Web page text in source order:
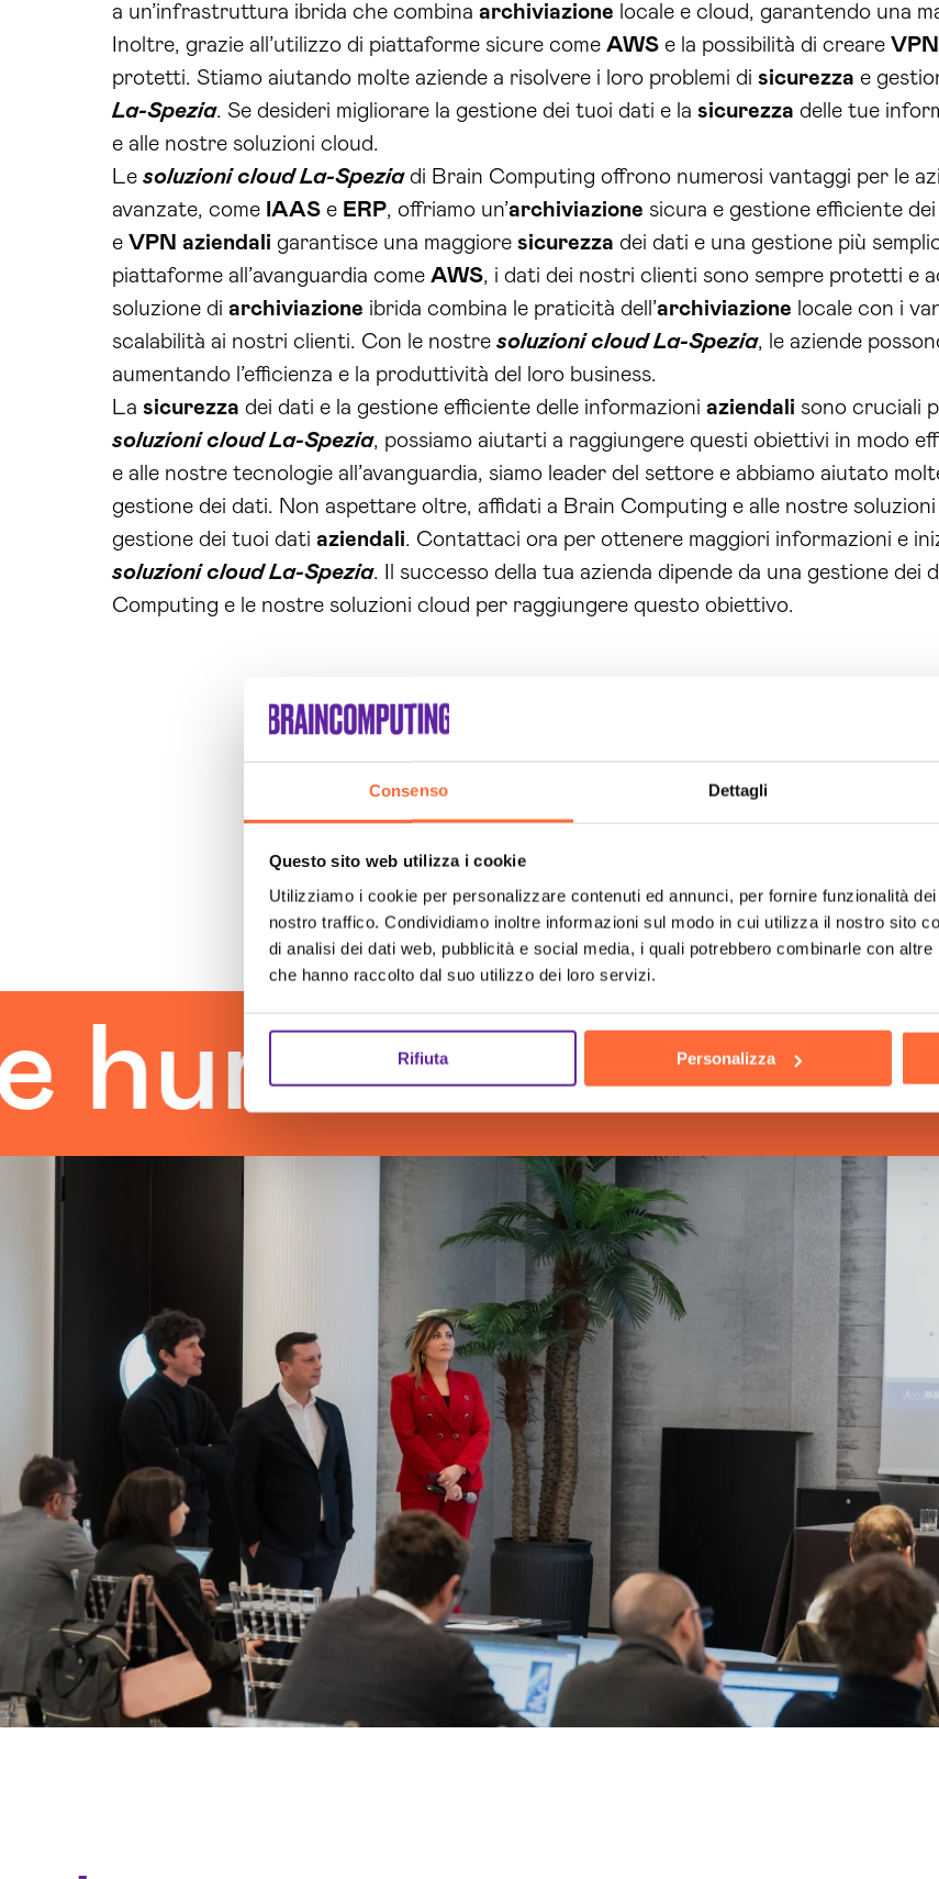
Consenso Dettagli
Questo sito web utilizza i cookie
Utilizziamo i cookie per personalizzare contenuti ed annunci, per fornire funzionalità
nostro traffico. Condividiamo inoltre informazioni sul modo in cui utilizza il nostro sito
di analisi dei dati web, pubblicità e social media, i quali potrebbero combinarle con
che hanno raccolto dal suo utilizzo dei loro servizi.
Rifiuta Personalizza
a un’infrastruttura ibrida che combina archiviazione locale e cloud, garantendo una
Inoltre, grazie all’utilizzo di piattaforme sicure come AWS e la possibilità di creare VPN
protetti. Stiamo aiutando molte aziende a risolvere i loro problemi di sicurezza e
La-Spezia. Se desideri migliorare la gestione dei tuoi dati e la sicurezza delle tue
e alle nostre soluzioni cloud.
Le soluzioni cloud La-Speziadi Brain Computing offrono numerosi vantaggi per le
avanzate, come IAAS e ERP, offriamo un’archiviazione sicura e gestione efficiente
e VPN aziendali garantisce una maggiore sicurezza dei dati e una gestione più
piattaforme all’avanguardia come AWS, i dati dei nostri clienti sono sempre protetti e
soluzione di archiviazione ibrida combina le praticità dell’archiviazione locale con i
scalabilità ai nostri clienti. Con le nostre soluzioni cloud La-Spezia, le aziende
aumentando l’efficienza e la produttività del loro business.
La sicurezza dei dati e la gestione efficiente delle informazioni aziendali sono cruciali
soluzioni cloud La-Spezia, possiamo aiutarti a raggiungere questi obiettivi in modo
e alle nostre tecnologie all’avanguardia, siamo leader del settore e abbiamo aiutato
gestione dei dati. Non aspettare oltre, affidati a Brain Computing e alle nostre
gestione dei tuoi dati aziendali. Contattaci ora per ottenere maggiori informazioni e
soluzioni cloud La-Spezia. Il successo della tua azienda dipende da una gestione dei
Computing e le nostre soluzioni cloud per raggiungere questo obiettivo.
touch the